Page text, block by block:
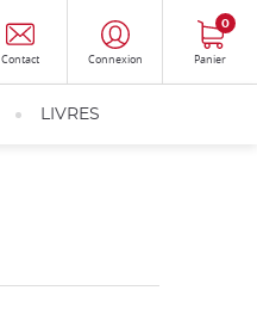
Contact Connexion Panier
0
LIVRES